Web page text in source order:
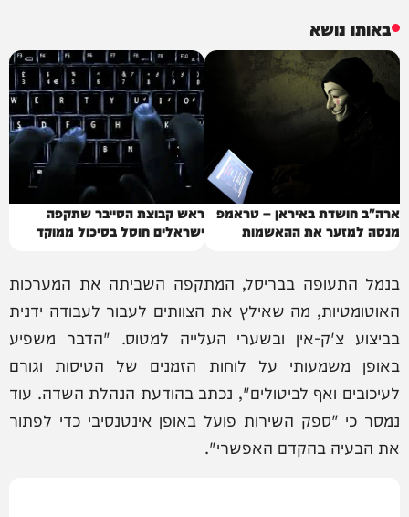
באותו נושא
ארה"ב חושדת באיראן – טראמפ
מנסה למזער את ההאשמות
ראש קבוצת הסייבר שתקפה
ישראלים חוסל בסיכול ממוקד
בנמל התעופה בבריסל, המתקפה השביתה את המערכות
האוטומטיות, מה שאילץ את הצוותים לעבור לעבודה ידנית
בביצוע צ'ק-אין ובשערי העלייה למטוס. "הדבר משפיע
באופן משמעותי על לוחות הזמנים של הטיסות וגורם
לעיכובים ואף לביטולים", נכתב בהודעת הנהלת השדה. עוד
נמסר כי "ספק השירות פועל באופן אינטנסיבי כדי לפתור
את הבעיה בהקדם האפשרי".